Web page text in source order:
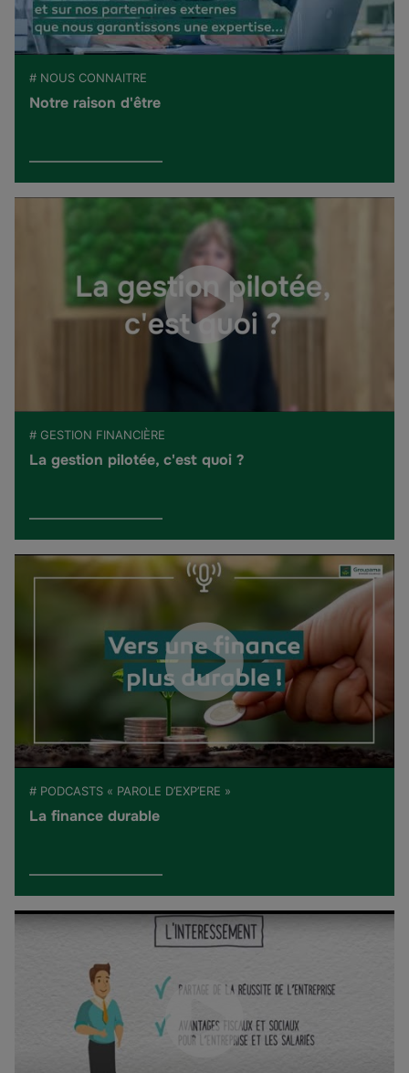
# NOUS CONNAITRE
Notre raison d'être
# GESTION FINANCIÈRE
La gestion pilotée, c'est quoi ?
# PODCASTS « PAROLE D’EXP’ERE »
La finance durable